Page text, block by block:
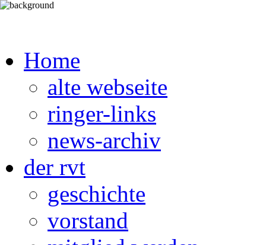
Home
alte webseite
ringer-links
news-archiv
der rvt
geschichte
vorstand